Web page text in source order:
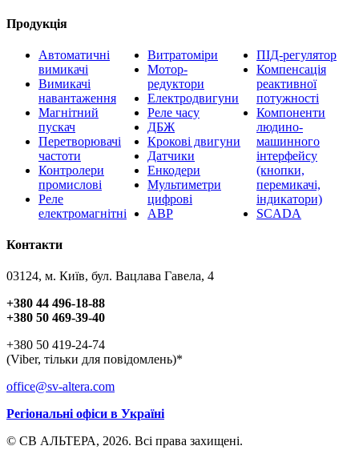
Продукція
Автоматичні
вимикачі
Вимикачі
навантаження
Магнітний
пускач
Перетворювачі
частоти
Контролери
промислові
Реле
електромагнітні
Витратоміри
Мотор-
редуктори
Електродвигуни
Реле часу
ДБЖ
Крокові двигуни
Датчики
Енкодери
Мультиметри
цифрові
АВР
ПІД-регулятор
Компенсація
реактивної
потужності
Компоненти
людино-
машинного
інтерфейсу
(кнопки,
перемикачі,
індикатори)
SCADA
Контакти
03124, м. Київ, бул. Вацлава Гавела, 4
+380 44 496-18-88
+380 50 469-39-40
+380 50 419-24-74
(Viber, тільки для повідомлень)*
office@sv-altera.com
Регіональні офіси в Україні
© СВ АЛЬТЕРА, 2026. Всі права захищені.